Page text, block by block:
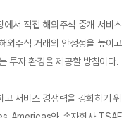
에서 직접 해외주식 중개 서비스
외주식 거래의 안정성을 높이고
투자 환경을 제공할 방침이다.
서비스 경쟁력을 강화하기 위